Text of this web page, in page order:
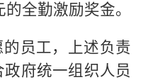
全勤激励奖金。
员工，上述负责
府统一组织人员